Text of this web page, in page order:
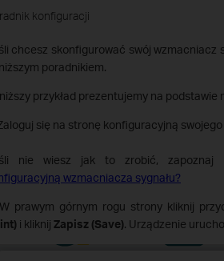
konfiguracji
chcesz skonfigurować swój wzmacniacz
poradnikiem.
przykład prezentujemy na podstawie
się na stronę konfiguracyjną
nie wiesz jak to zrobić, zapoznaj
wzmacniacza sygnału?
prawym górnym rogu strony kliknij
i kliknij Zapisz (Save). Urządzenie